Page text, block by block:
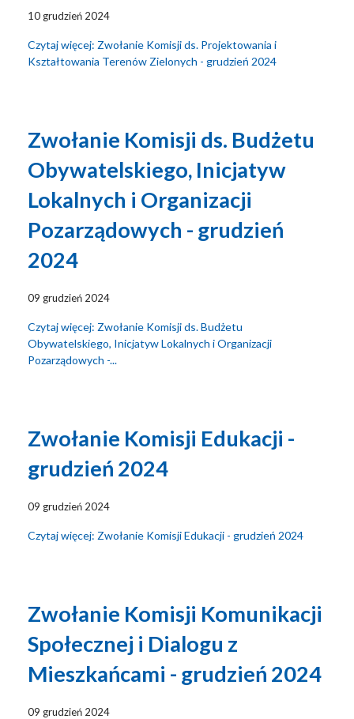
10 grudzień 2024
Czytaj więcej: Zwołanie Komisji ds. Projektowania i
Kształtowania Terenów Zielonych - grudzień 2024
Zwołanie Komisji ds. Budżetu
Obywatelskiego, Inicjatyw
Lokalnych i Organizacji
Pozarządowych - grudzień
2024
09 grudzień 2024
Czytaj więcej: Zwołanie Komisji ds. Budżetu
Obywatelskiego, Inicjatyw Lokalnych i Organizacji
Pozarządowych -...
Zwołanie Komisji Edukacji -
grudzień 2024
09 grudzień 2024
Czytaj więcej: Zwołanie Komisji Edukacji - grudzień 2024
Zwołanie Komisji Komunikacji
Społecznej i Dialogu z
Mieszkańcami - grudzień 2024
09 grudzień 2024